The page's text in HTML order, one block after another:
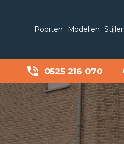
Poorten Modellen Stijlen
0525 216 070